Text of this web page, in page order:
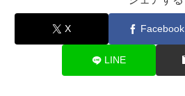
X Facebook
LINE